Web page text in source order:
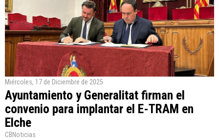
Miércoles, 17 de Diciembre de 2025
Ayuntamiento y Generalitat firman el
convenio para implantar el E-TRAM en
Elche
CBNoticias